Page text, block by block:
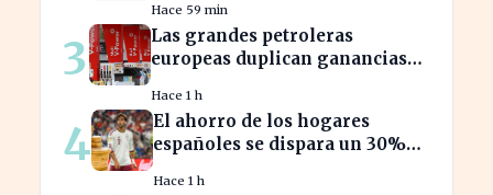
Hace 59 min
3
Las grandes petroleras
europeas duplican ganancias
Hace 1 h
4
El ahorro de los hogares
españoles se dispara un 30%
Hace 1 h